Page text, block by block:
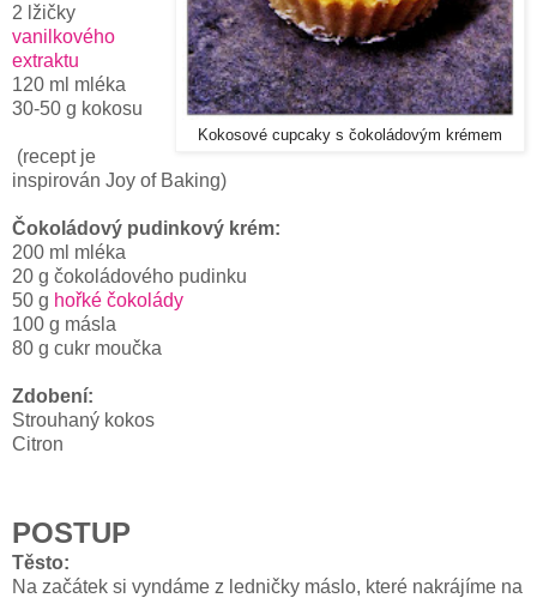
Kokosové cupcaky s čokoládovým krémem
2 lžičky
vanilkového
extraktu
120 ml mléka
30-50 g kokosu
(recept je
inspirován Joy of Baking)
Čokoládový pudinkový krém:
200 ml mléka
20 g čokoládového pudinku
50 g hořké čokolády
100 g másla
80 g cukr moučka
Zdobení:
Strouhaný kokos
Citron
POSTUP
Těsto:
Na začátek si vyndáme z ledničky máslo, které nakrájíme na